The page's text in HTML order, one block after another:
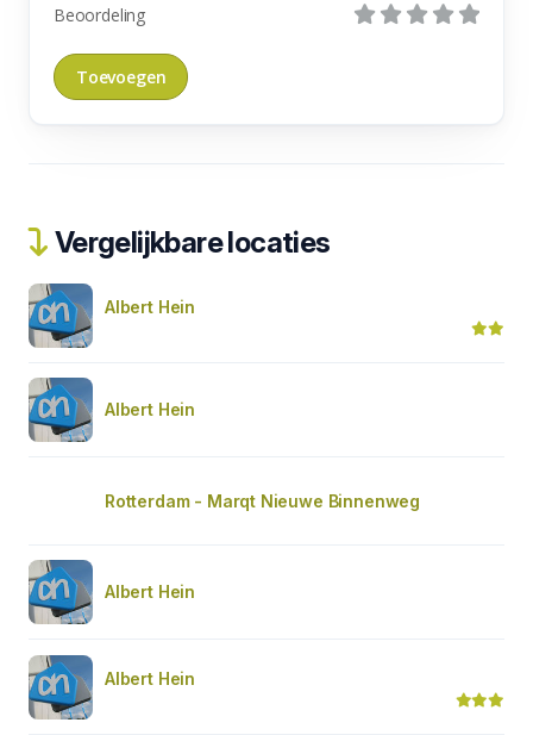
Beoordeling
Vergelijkbare locaties
Albert Hein
Albert Hein
Rotterdam - Marqt Nieuwe Binnenweg
Albert Hein
Albert Hein